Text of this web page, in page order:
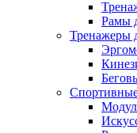
Рамы
Тренажеры